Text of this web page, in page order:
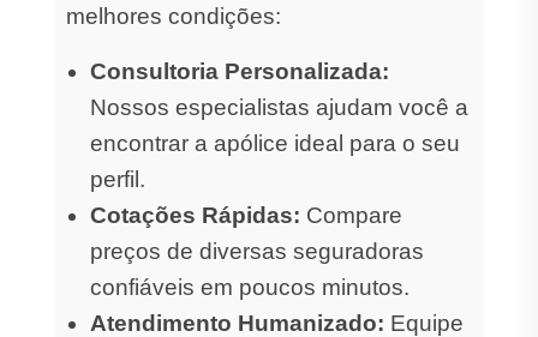
melhores condições:
Consultoria Personalizada:
Nossos especialistas ajudam você a
encontrar a apólice ideal para o seu
perfil.
Cotações Rápidas: Compare
preços de diversas seguradoras
confiáveis em poucos minutos.
Atendimento Humanizado: Equipe